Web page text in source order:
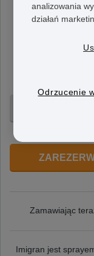
sumatryptanu.
objawy migreny,
Zamawiając
Imigran jest
analizowania
działań
Odrzucenie